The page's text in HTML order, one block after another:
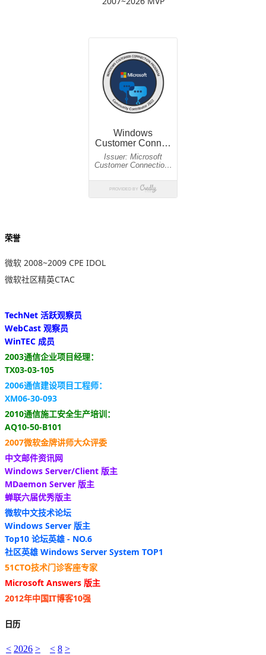
荣誉
微软 2008~2009 CPE IDOL
微软社区精英CTAC
TechNet 活跃观察员
WebCast 观察员
WinTEC 成员
2003通信企业项目经理：
TX03-03-105
2006通信建设项目工程师：
XM06-30-093
2010通信施工安全生产培训：
AQ10-50-B101
2007微软金牌讲师大众评委
中文邮件资讯网
Windows Server/Client 版主
MDaemon Server 版主
蝉联六届优秀版主
微软中文技术论坛
Windows Server 版主
Top10 论坛英雄 - NO.6
社区英雄 Windows Server System TOP1
51CTO技术门诊客座专家
Microsoft Answers 版主
2012年中国IT博客10强
日历
< 2026 > < 8 >